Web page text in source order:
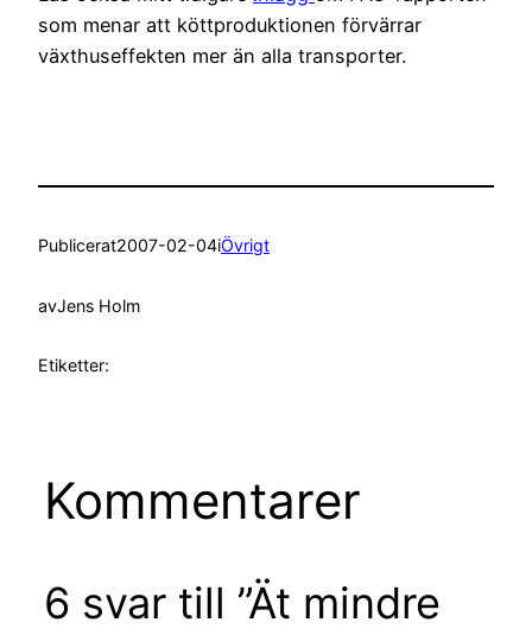
som menar att köttproduktionen förvärrar
växthuseffekten mer än alla transporter.
Publicerat2007-02-04iÖvrigt
avJens Holm
Etiketter:
Kommentarer
6 svar till ”Ät mindre